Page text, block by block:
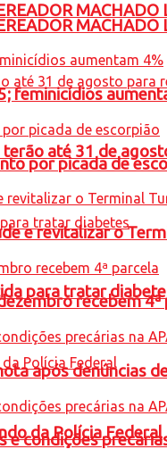
até 31 de
para tratar
da Polícia Federal
feminicídios
por picada de
e revitalizar o
recebem 4ª
após denúncias
condições